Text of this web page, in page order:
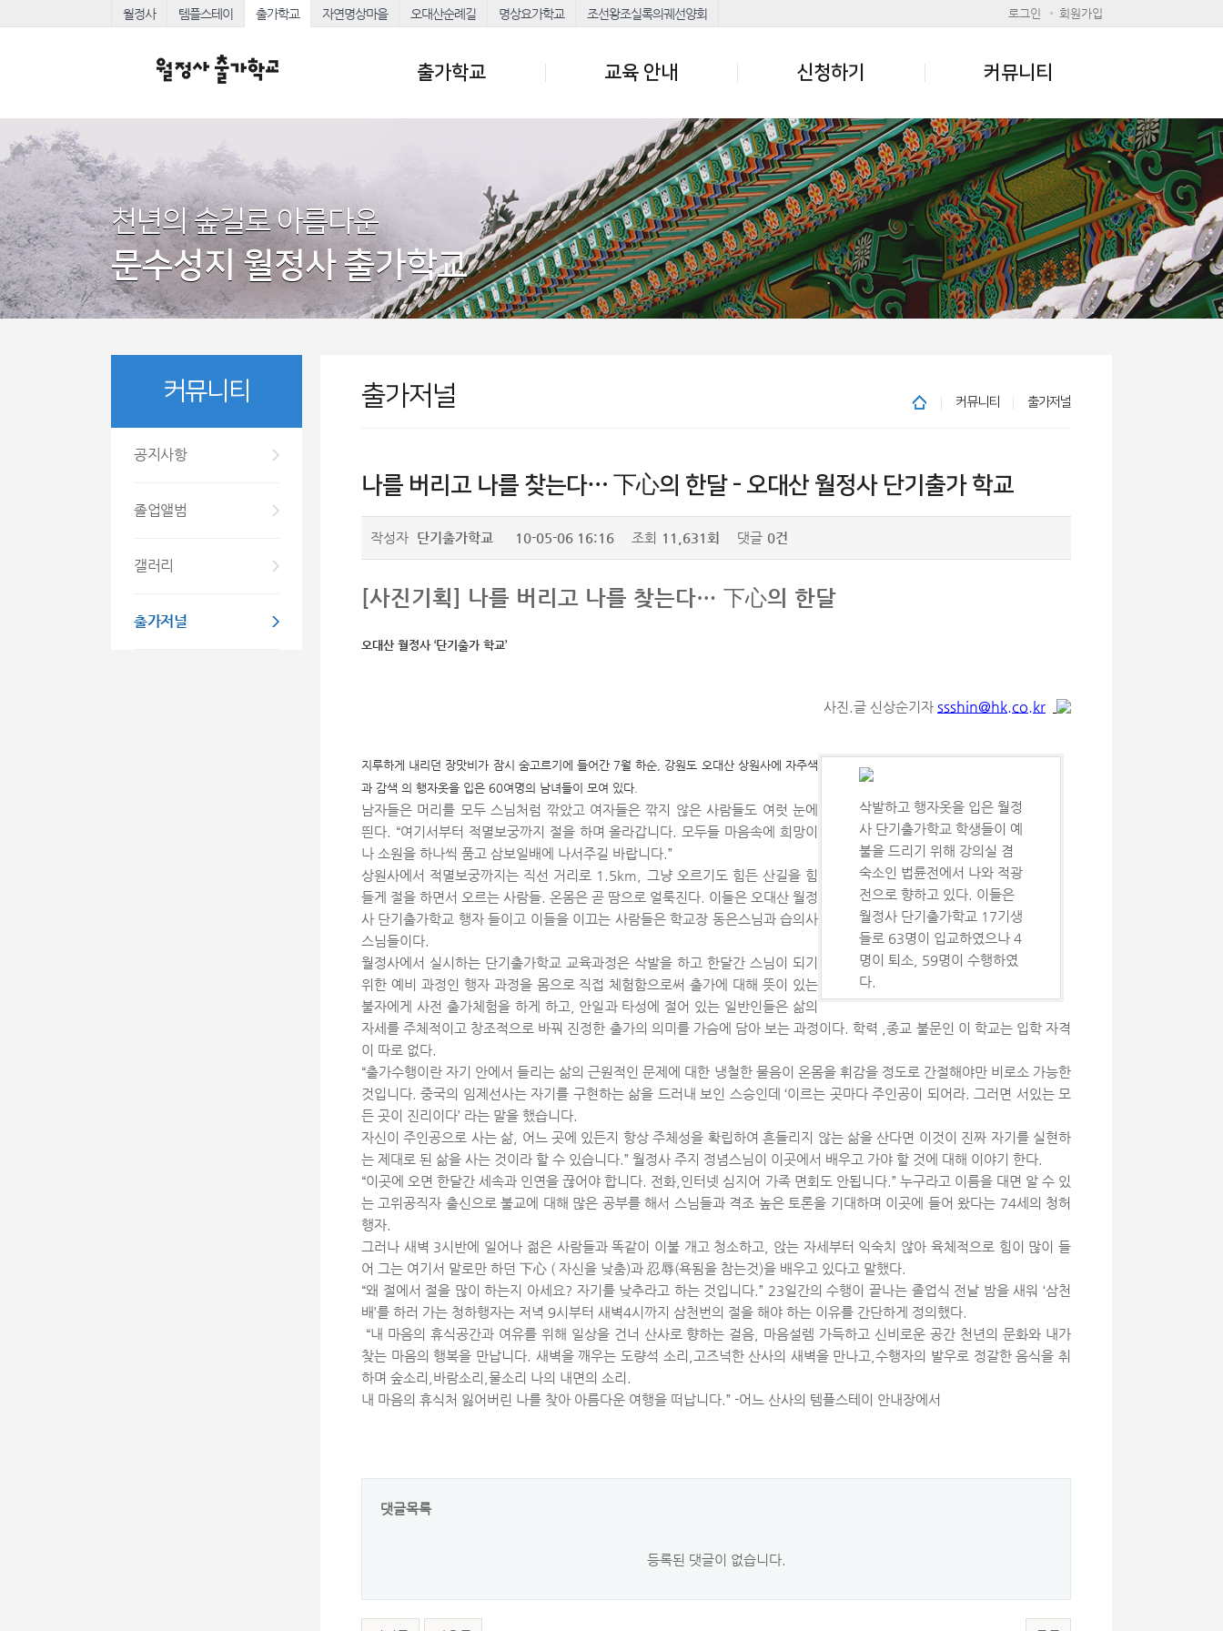
월정사 템플스테이 출가학교 자연명상마을 오대산순례길 명상요가학교 조선왕조실록의궤선양회 로그인 회원가입
출가학교 교육 안내 신청하기 커뮤니티
천년의 숲길로 아름다운
문수성지 월정사 출가학교
커뮤니티
공지사항
졸업앨범
갤러리
출가저널
커뮤니티 출가저널
출가저널
나를 버리고 나를 찾는다… 下心의 한달 - 오대산 월정사 단기출가 학교
작성자 단기출가학교 10-05-06 16:16 조회 11,631회 댓글 0건
[사진기획] 나를 버리고 나를 찾는다… 下心의 한달
오대산 월정사 ‘단기출가 학교’
사진.글 신상순기자 ssshin@hk.co.kr
삭발하고 행자옷을 입은 월정
사 단기출가학교 학생들이 예
불을 드리기 위해 강의실 겸
숙소인 법륜전에서 나와 적광
전으로 향하고 있다. 이들은
월정사 단기출가학교 17기생
들로 63명이 입교하였으나 4
명이 퇴소, 59명이 수행하였
다.
지루하게 내리던 장맛비가 잠시 숨고르기에 들어간 7월 하순, 강원도 오대산 상원사에 자주색
과 감색 의 행자옷을 입은 60여명의 남녀들이 모여 있다.
남자들은 머리를 모두 스님처럼 깎았고 여자들은 깎지 않은 사람들도 여럿 눈에
띈다. “여기서부터 적멸보궁까지 절을 하며 올라갑니다. 모두들 마음속에 희망이
나 소원을 하나씩 품고 삼보일배에 나서주길 바랍니다.”
상원사에서 적멸보궁까지는 직선 거리로 1.5km, 그냥 오르기도 힘든 산길을 힘
들게 절을 하면서 오르는 사람들. 온몸은 곧 땀으로 얼룩진다. 이들은 오대산 월정
사 단기출가학교 행자 들이고 이들을 이끄는 사람들은 학교장 동은스님과 습의사
스님들이다.
월정사에서 실시하는 단기출가학교 교육과정은 삭발을 하고 한달간 스님이 되기
위한 예비 과정인 행자 과정을 몸으로 직접 체험함으로써 출가에 대해 뜻이 있는
불자에게 사전 출가체험을 하게 하고, 안일과 타성에 절어 있는 일반인들은 삶의
자세를 주체적이고 창조적으로 바꿔 진정한 출가의 의미를 가슴에 담아 보는 과정이다. 학력 ,종교 불문인 이 학교는 입학 자격
이 따로 없다.
“출가수행이란 자기 안에서 들리는 삶의 근원적인 문제에 대한 냉철한 물음이 온몸을 휘감을 정도로 간절해야만 비로소 가능한
것입니다. 중국의 임제선사는 자기를 구현하는 삶을 드러내 보인 스승인데 ‘이르는 곳마다 주인공이 되어라. 그러면 서있는 모
든 곳이 진리이다’ 라는 말을 했습니다.
자신이 주인공으로 사는 삶, 어느 곳에 있든지 항상 주체성을 확립하여 흔들리지 않는 삶을 산다면 이것이 진짜 자기를 실현하
는 제대로 된 삶을 사는 것이라 할 수 있습니다.” 월정사 주지 정념스님이 이곳에서 배우고 가야 할 것에 대해 이야기 한다.
“이곳에 오면 한달간 세속과 인연을 끊어야 합니다. 전화,인터넷 심지어 가족 면회도 안됩니다.” 누구라고 이름을 대면 알 수 있
는 고위공직자 출신으로 불교에 대해 많은 공부를 해서 스님들과 격조 높은 토론을 기대하며 이곳에 들어 왔다는 74세의 청허
행자.
그러나 새벽 3시반에 일어나 젊은 사람들과 똑같이 이불 개고 청소하고, 앉는 자세부터 익숙치 않아 육체적으로 힘이 많이 들
어 그는 여기서 말로만 하던 下心 ( 자신을 낮춤)과 忍辱(욕됨을 참는것)을 배우고 있다고 말했다.
“왜 절에서 절을 많이 하는지 아세요? 자기를 낮추라고 하는 것입니다.” 23일간의 수행이 끝나는 졸업식 전날 밤을 새워 ‘삼천
배’를 하러 가는 청하행자는 저녁 9시부터 새벽4시까지 삼천번의 절을 해야 하는 이유를 간단하게 정의했다.
“내 마음의 휴식공간과 여유를 위해 일상을 건너 산사로 향하는 걸음, 마음설렘 가득하고 신비로운 공간 천년의 문화와 내가
찾는 마음의 행복을 만납니다. 새벽을 깨우는 도량석 소리,고즈넉한 산사의 새벽을 만나고,수행자의 발우로 정갈한 음식을 취
하며 숲소리,바람소리,물소리 나의 내면의 소리.
내 마음의 휴식처 잃어버린 나를 찾아 아름다운 여행을 떠납니다.” -어느 산사의 템플스테이 안내장에서
댓글목록
등록된 댓글이 없습니다.